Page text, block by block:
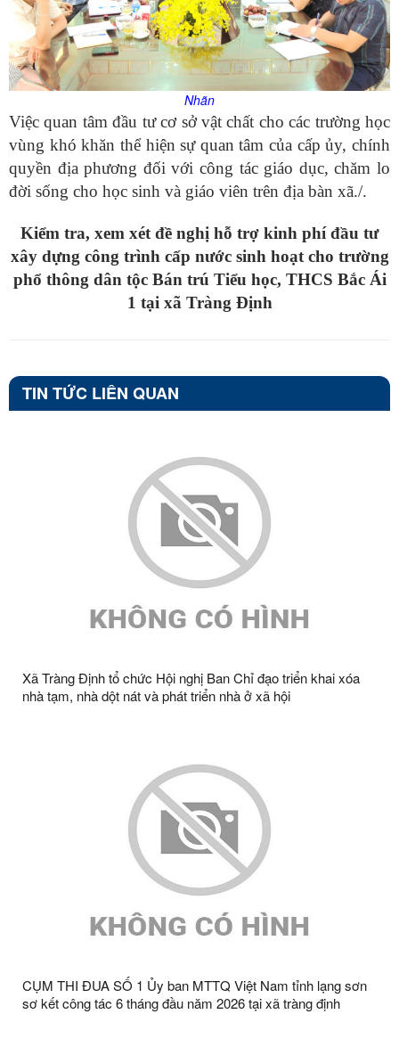
Nhãn
Việc quan tâm đầu tư cơ sở vật chất cho các trường học
vùng khó khăn thể hiện sự quan tâm của cấp ủy, chính
quyền địa phương đối với công tác giáo dục, chăm lo
đời sống cho học sinh và giáo viên trên địa bàn xã./.
Kiểm tra, xem xét đề nghị hỗ trợ kinh phí đầu tư
xây dựng công trình cấp nước sinh hoạt cho trường
phổ thông dân tộc Bán trú Tiểu học, THCS Bắc Ái
1 tại xã Tràng Định
TIN TỨC LIÊN QUAN
Xã Tràng Định tổ chức Hội nghị Ban Chỉ đạo triển khai xóa
nhà tạm, nhà dột nát và phát triển nhà ở xã hội
CỤM THI ĐUA SỐ 1 Ủy ban MTTQ Việt Nam tỉnh lạng sơn
sơ kết công tác 6 tháng đầu năm 2026 tại xã tràng định